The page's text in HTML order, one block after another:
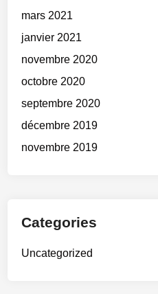
mars 2021
janvier 2021
novembre 2020
octobre 2020
septembre 2020
décembre 2019
novembre 2019
Categories
Uncategorized